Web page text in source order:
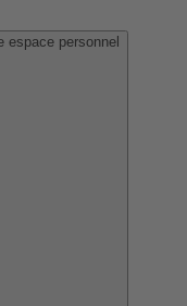
espace personnel